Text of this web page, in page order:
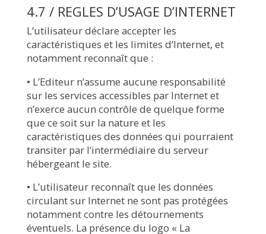
4.7 / REGLES D’USAGE D’INTERNET
L’utilisateur déclare accepter les
caractéristiques et les limites d’Internet, et
notamment reconnaît que :
• L’Editeur n’assume aucune responsabilité
sur les services accessibles par Internet et
n’exerce aucun contrôle de quelque forme
que ce soit sur la nature et les
caractéristiques des données qui pourraient
transiter par l’intermédiaire du serveur
hébergeant le site.
• L’utilisateur reconnaît que les données
circulant sur Internet ne sont pas protégées
notamment contre les détournements
éventuels. La présence du logo « La